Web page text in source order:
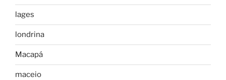
lages
londrina
Macapá
maceio